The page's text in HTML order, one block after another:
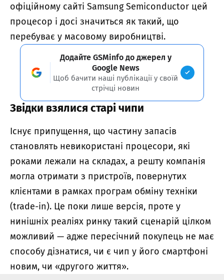
офіційному сайті Samsung Semiconductor цей
процесор і досі значиться як такий, що
перебуває у масовому виробництві.
Додайте GSMinfo до джерел у
Google News
Щоб бачити наші публікації у своїй
стрічці новин
Звідки взялися старі чипи
Існує припущення, що частину запасів
становлять невикористані процесори, які
роками лежали на складах, а решту компанія
могла отримати з пристроїв, повернутих
клієнтами в рамках програм обміну техніки
(trade-in). Це поки лише версія, проте у
нинішніх реаліях ринку такий сценарій цілком
можливий — адже пересічний покупець не має
способу дізнатися, чи є чип у його смартфоні
новим, чи «другого життя».